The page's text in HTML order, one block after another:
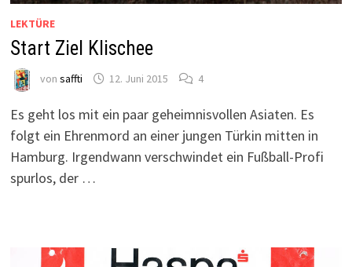
LEKTÜRE
Start Ziel Klischee
von saffti 12. Juni 2015 4
Es geht los mit ein paar geheimnisvollen Asiaten. Es
folgt ein Ehrenmord an einer jungen Türkin mitten in
Hamburg. Irgendwann verschwindet ein Fußball-Profi
spurlos, der …